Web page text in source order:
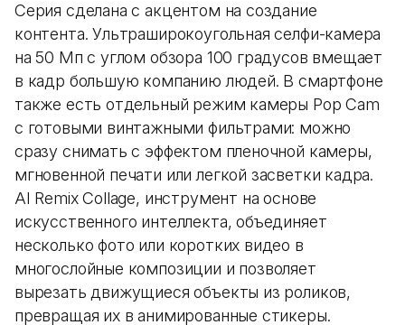
Серия сделана с акцентом на создание
контента. Ультраширокоугольная селфи-камера
на 50 Мп с углом обзора 100 градусов вмещает
в кадр большую компанию людей. В смартфоне
также есть отдельный режим камеры Pop Cam
с готовыми винтажными фильтрами: можно
сразу снимать с эффектом пленочной камеры,
мгновенной печати или легкой засветки кадра.
AI Remix Collage, инструмент на основе
искусственного интеллекта, объединяет
несколько фото или коротких видео в
многослойные композиции и позволяет
вырезать движущиеся объекты из роликов,
превращая их в анимированные стикеры.